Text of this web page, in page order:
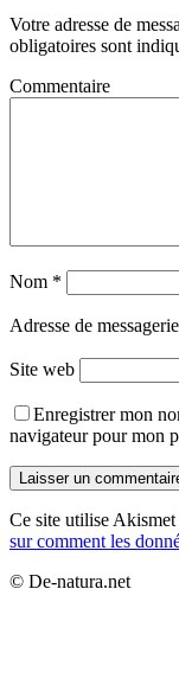
Votre adresse de
obligatoires sont
Commentaire
Nom *
Adresse de messagerie
Site web
Enregistrer mon
navigateur pour mon
Ce site utilise
sur comment les
© De-natura.net